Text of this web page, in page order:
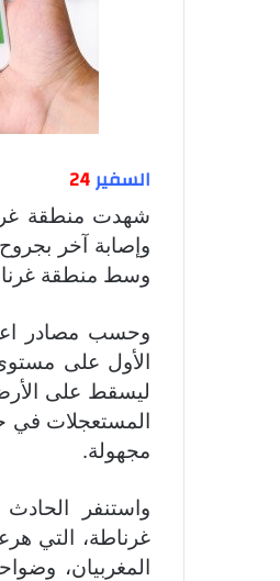
السفير24
شهدت منطقة
وإصابة آخر
وسط منطقة
وحسب مصادر
الأول على
ليسقط على
المستعجلات في
مجهولة.
واستنفر
غرناطة، التي
المغربيان،